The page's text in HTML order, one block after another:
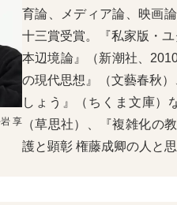
享
育論、メディア論、映画
十三賞受賞。『私家版・
本辺境論』（新潮社、
の現代思想』（文藝春秋
しょう』（ちくま文庫）
（草思社）、『複雑化の
護と顕彰 権藤成卿の人と